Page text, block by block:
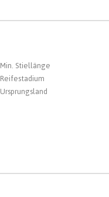
Min. Stiellänge
Reifestadium
Ursprungsland